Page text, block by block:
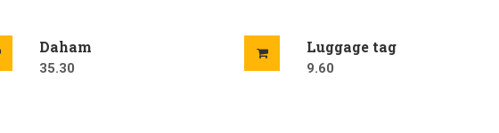
Daham
35.30
Luggage tag
9.60